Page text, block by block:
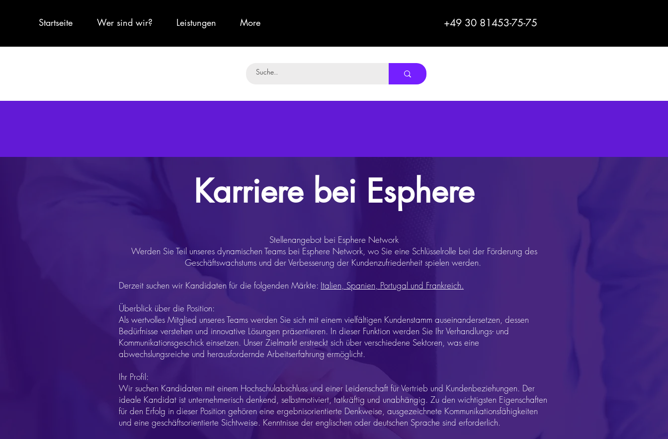
Startseite Wer sind wir? Leistungen More +49 30 81453-75-75
Karriere bei Esphere
Stellenangebot bei Esphere Network
Werden Sie Teil unseres dynamischen Teams bei Esphere Network, wo Sie eine Schlüsselrolle bei der Förderung des
Geschäftswachstums und der Verbesserung der Kundenzufriedenheit spielen werden.
Derzeit suchen wir Kandidaten für die folgenden Märkte: Italien, Spanien, Portugal und Frankreich.
Überblick über die Position:
Als wertvolles Mitglied unseres Teams werden Sie sich mit einem vielfältigen Kundenstamm auseinandersetzen, dessen
Bedürfnisse verstehen und innovative Lösungen präsentieren. In dieser Funktion werden Sie Ihr Verhandlungs- und
Kommunikationsgeschick einsetzen. Unser Zielmarkt erstreckt sich über verschiedene Sektoren, was eine
abwechslungsreiche und herausfordernde Arbeitserfahrung ermöglicht.
Ihr Profil:
Wir suchen Kandidaten mit einem Hochschulabschluss und einer Leidenschaft für Vertrieb und Kundenbeziehungen. Der
ideale Kandidat ist unternehmerisch denkend, selbstmotiviert, tatkräftig und unabhängig. Zu den wichtigsten Eigenschaften
für den Erfolg in dieser Position gehören eine ergebnisorientierte Denkweise, ausgezeichnete Kommunikationsfähigkeiten
und eine geschäftsorientierte Sichtweise. Kenntnisse der englischen oder deutschen Sprache sind erforderlich.